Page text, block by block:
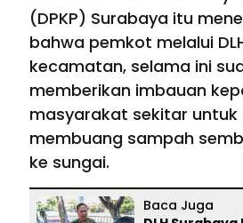
(DPKP) Surabaya itu
bahwa pemkot melalui
kecamatan, selama ini
memberikan imbauan
masyarakat sekitar untuk
membuang sampah
ke sungai.
Baca Juga